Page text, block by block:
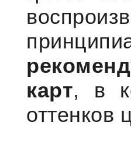
карт, в
оттенков